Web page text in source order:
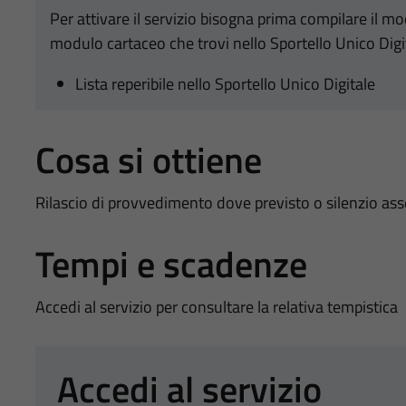
Per attivare il servizio bisogna prima compilare il
modulo cartaceo che trovi nello Sportello Unico
Lista reperibile nello Sportello Unico Digitale
Cosa si ottiene
Rilascio di provvedimento dove previsto o silenzio
Tempi e scadenze
Accedi al servizio per consultare la relativa tempistica
Accedi al servizio